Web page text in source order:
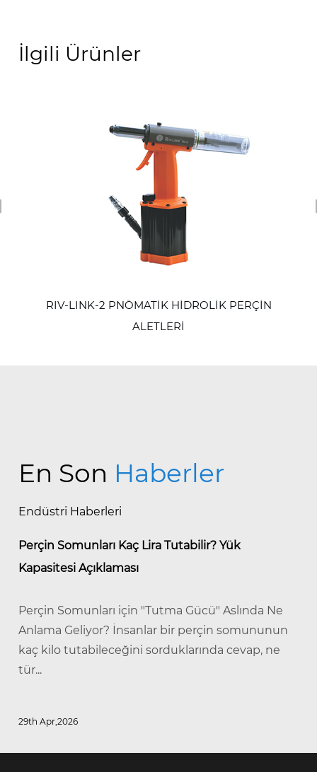
İlgili Ürünler
RIV-LINK-2 PNÖMATİK HİDROLİK PERÇİN
ALETLERİ
En Son Haberler
Endüstri Haberleri
Perçin Somunları Kaç Lira Tutabilir? Yük
Kapasitesi Açıklaması
Perçin Somunları için "Tutma Gücü" Aslında Ne
Anlama Geliyor? İnsanlar bir perçin somununun
kaç kilo tutabileceğini sorduklarında cevap, ne
tür...
29th Apr,2026